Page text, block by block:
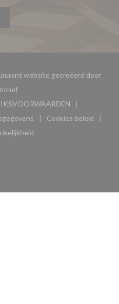
website gecreëerd door
((opent in een nieuw venster))
venster))((opent in een nieuw
in een nieuw venster))
Cookies beleid
((opent in
((opent in een nieuw venster))